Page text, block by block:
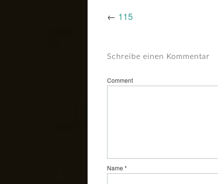
← 115
Schreibe einen Kommentar
Comment
Name *